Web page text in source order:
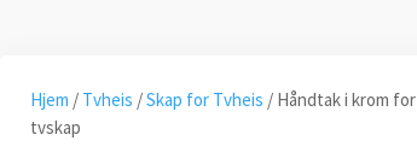
Hjem / Tvheis /Skap for Tvheis / Håndtak i krom for
tvskap